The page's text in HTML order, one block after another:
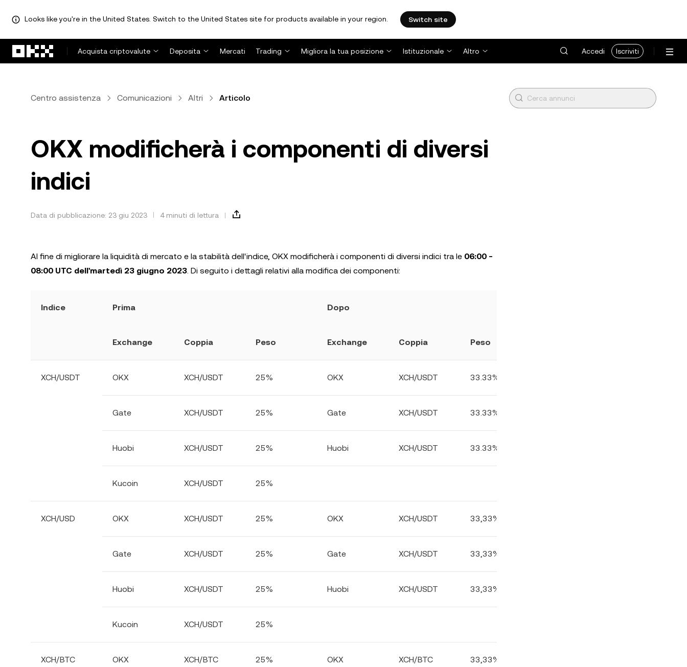
Looks like you're in the United States. Switch to the United States site for products available in your region. Switch site
Acquista criptovalute
Deposita Mercati Trading Migliora la tua posizione Istituzionale Altro Accedi Iscriviti
Centro assistenza Comunicazioni Altri Articolo
OKX modificherà i componenti di diversi
indici
Data di pubblicazione: 23 giu 2023 4 minuti di lettura
Al fine di migliorare la liquidità di mercato e la stabilità dell'indice, OKX modificherà i componenti di diversi indici tra le 06:00 -
08:00 UTC dell'martedì 23 giugno 2023. Di seguito i dettagli relativi alla modifica dei componenti:
Indice Prima Dopo
Exchange Coppia Peso Exchange Coppia Peso
XCH/USDT OKX XCH/USDT 25% OKX XCH/USDT 33.33%
Gate XCH/USDT 25% Gate XCH/USDT 33.33%
Huobi XCH/USDT 25% Huobi XCH/USDT 33.33%
Kucoin XCH/USDT 25%
XCH/USD OKX XCH/USDT 25% OKX XCH/USDT 33,33%
Gate XCH/USDT 25% Gate XCH/USDT 33,33%
Huobi XCH/USDT 25% Huobi XCH/USDT 33,33%
Kucoin XCH/USDT 25%
XCH/BTC OKX XCH/BTC 25% OKX XCH/BTC 33,33%